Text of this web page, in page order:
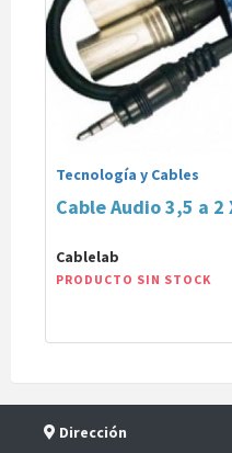
Tecnología y Cables
Cable Audio 3,5 a 2
Cablelab
PRODUCTO SIN STOCK
Dirección